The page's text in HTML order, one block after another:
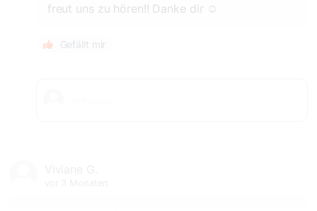
freut uns zu hören!! Danke dir ☺️
Gefällt mir